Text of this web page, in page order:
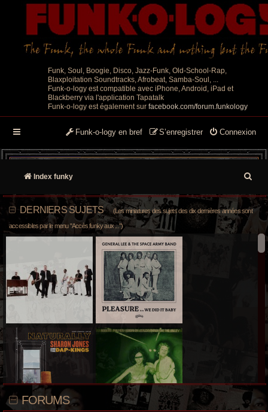
Funk, Soul, Boogie, Disco, Jazz-Funk, Old-School-Rap,
Blaxploitation Soundtracks, Afrobeat, Samba-Soul, ...
Funk-o-logy est compatible avec iPhone, Android, iPad et
Blackberry via l'application Tapatalk
Funk-o-logy est également sur facebook.com/forum.funkology
Connexion
S’enregistrer
Funk-o-logy en bref
Index funky
e
o
o
DERNIERS SUJETS(Les miniatures des sujets des dix dernières années sont
accessibles par le menu "Accès funky aux ...")
FORUMS